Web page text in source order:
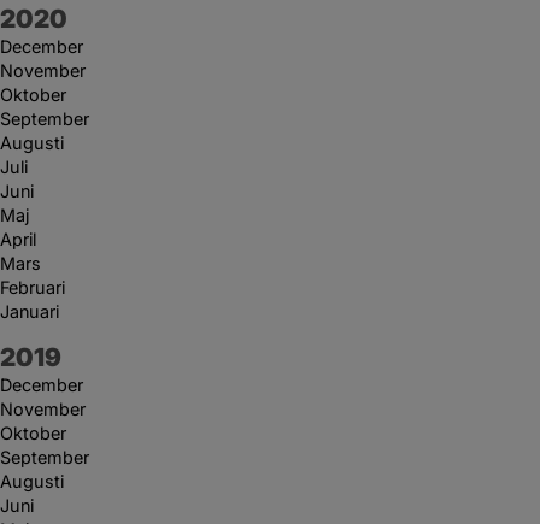
År:
2020
December
November
Oktober
September
Augusti
Juli
Juni
Maj
April
Mars
Februari
Januari
År:
2019
December
November
Oktober
September
Augusti
Juni